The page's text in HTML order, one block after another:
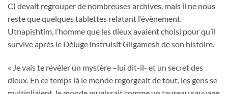
C) devait regrouper de nombreuses archives, mais il ne nous
reste que quelques tablettes relatant l’évènement.
Utnapishtim, l’homme que les dieux avaient choisi pour qu’il
survive après le Déluge instruisit Gilgamesh de son histoire.
« Je vais te révéler un mystère –lui dit-il- et un secret des
dieux. En ce temps là le monde regorgeait de tout, les gens se